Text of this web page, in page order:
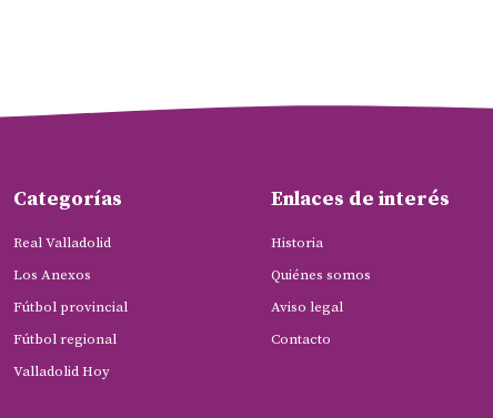
Categorías
Real Valladolid
Los Anexos
Fútbol provincial
Fútbol regional
Valladolid Hoy
Enlaces de interés
Historia
Quiénes somos
Aviso legal
Contacto